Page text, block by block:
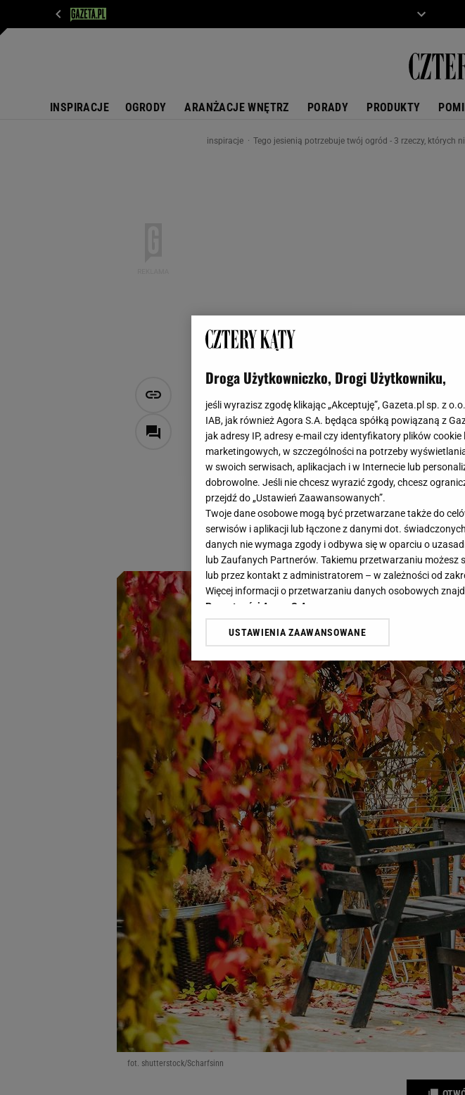
INSPIRACJE OGRODY ARANŻACJE WNĘTRZ PORADY PRODUKTY
inspiracje Tego jesienią potrzebuje twój ogród - 3 rzeczy, których
Tego jesienią potrzebuje
możesz pominąć
Magdalena Pastwa
20 września 2025, 21:30
Jesień już powoli zaczyna pojawiać się w
niego ze szczególną troską. Tych 3 rzeczy
pięknym wyglądem ogrodu podczas
fot. shutterstock/Scharfsinn
Droga Użytkowniczko, Drogi Użytkowniku,
jeśli wyrazisz zgodę klikając „Akceptuję”, Gazeta.pl sp. z
IAB, jak również Agora S.A. będąca spółką powiązaną z
jak adresy IP, adresy e-mail czy identyfikatory plików
marketingowych, w szczególności na potrzeby
w swoich serwisach, aplikacjach i w Internecie lub
dobrowolne. Jeśli nie chcesz wyrazić zgody, chcesz
przejdź do „Ustawień Zaawansowanych”.
Twoje dane osobowe mogą być przetwarzane także do
serwisów i aplikacji lub łączone z danymi dot.
danych nie wymaga zgody i odbywa się w oparciu o
lub Zaufanych Partnerów. Takiemu przetwarzaniu
lub przez kontakt z administratorem – w zależności od
Więcej informacji o przetwarzaniu danych osobowych
Prywatności Agora S.A.
Klikając „Akceptuję” wyrażasz też zgodę na
dotyczące plików cookie, wywołując narzędzie do
odnośnik „Ustawienia prywatności ” w stopce serwisu i
plików cookie możliwa jest także za pomocą ustawień
My, nasi Zaufani Partnerzy i Agora S.A. możemy
Użycie dokładnych danych geolokalizacyjnych. Aktywne
Przechowywanie informacji na urządzeniu lub dostęp do
badnie odbiorców i ulepszanie usług.Lista Zaufanych
USTAWIENIA ZAAWANSOWANE